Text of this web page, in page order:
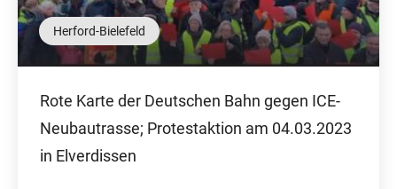
Herford-Bielefeld
Rote Karte der Deutschen Bahn gegen ICE-
Neubautrasse; Protestaktion am 04.03.2023
in Elverdissen